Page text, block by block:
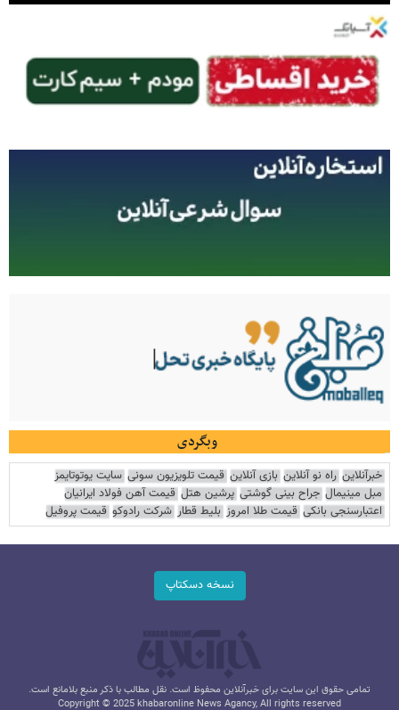
وبگردی
خبرآنلاین راه نو آنلاین بازی آنلاین قیمت تلویزیون سونی سایت یوتوتایمز
مبل مینیمال جراح بینی گوشتی پرشین هتل قیمت آهن فولاد ایرانیان
اعتبارسنجی بانکی قیمت طلا امروز بلیط قطار شرکت رادوکو قیمت پروفیل
نسخه دسکتاپ
تمامی حقوق این سایت برای خبرآنلاین محفوظ است. نقل مطالب با ذکر منبع بلامانع است.
Copyright © 2025 khabaronline News Agancy, All rights reserved